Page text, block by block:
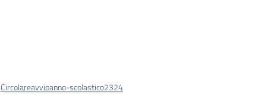
Circolareavvioanno-scolastico2324